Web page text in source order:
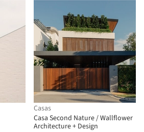
Casas
Casa Second Nature / Wallflower
Architecture + Design